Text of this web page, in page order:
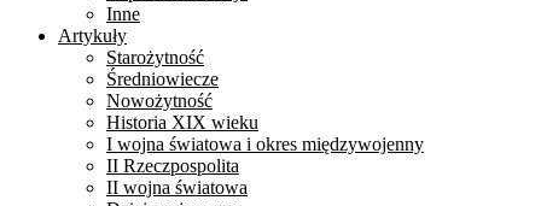
Inne
Artykuły
Starożytność
Średniowiecze
Nowożytność
Historia XIX wieku
I wojna światowa i okres międzywojenny
II Rzeczpospolita
II wojna światowa